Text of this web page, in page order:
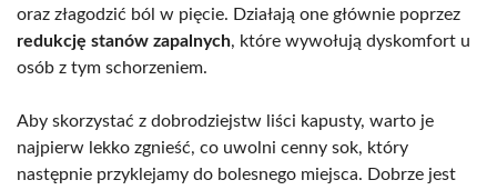
oraz złagodzić ból w pięcie. Działają one głównie poprzez
redukcję stanów zapalnych, które wywołują dyskomfort u
osób z tym schorzeniem.
Aby skorzystać z dobrodziejstw liści kapusty, warto je
najpierw lekko zgnieść, co uwolni cenny sok, który
następnie przyklejamy do bolesnego miejsca. Dobrze jest